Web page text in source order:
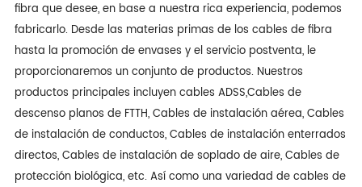
fibra que desee, en base a nuestra rica experiencia, podemos
fabricarlo. Desde las materias primas de los cables de fibra
hasta la promoción de envases y el servicio postventa, le
proporcionaremos un conjunto de productos. Nuestros
productos principales incluyen cables ADSS,Cables de
descenso planos de FTTH, Cables de instalación aérea, Cables
de instalación de conductos, Cables de instalación enterrados
directos, Cables de instalación de soplado de aire, Cables de
protección biológica, etc. Así como una variedad de cables de